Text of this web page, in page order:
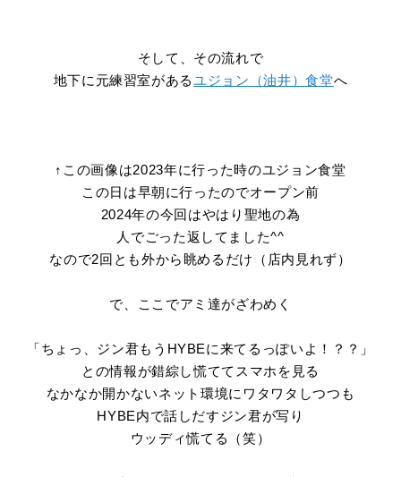
そして、その流れで
地下に元練習室があるユジョン（油井）食堂へ
↑この画像は2023年に行った時のユジョン食堂
この日は早朝に行ったのでオープン前
2024年の今回はやはり聖地の為
人でごった返してました^^
なので2回とも外から眺めるだけ（店内見れず）
で、ここでアミ達がざわめく
「ちょっ、ジン君もうHYBEに来てるっぽいよ！？？」
との情報が錯綜し慌ててスマホを見る
なかなか開かないネット環境にワタワタしつつも
HYBE内で話しだすジン君が写り
ウッディ慌てる（笑）